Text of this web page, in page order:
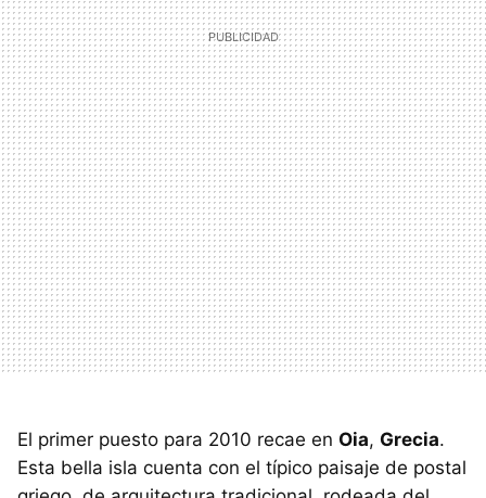
El primer puesto para 2010 recae en Oia, Grecia.
Esta bella isla cuenta con el típico paisaje de postal